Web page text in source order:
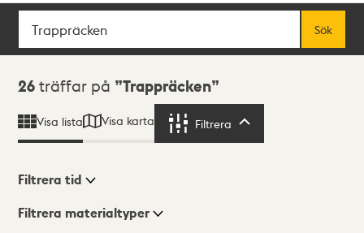
Sök
Sök
Sökresultat
26 träffar på Trappräcken
Visa lista Visa karta Filtrera
Visningsläge
Filtrera tid
Filtrera materialtyper